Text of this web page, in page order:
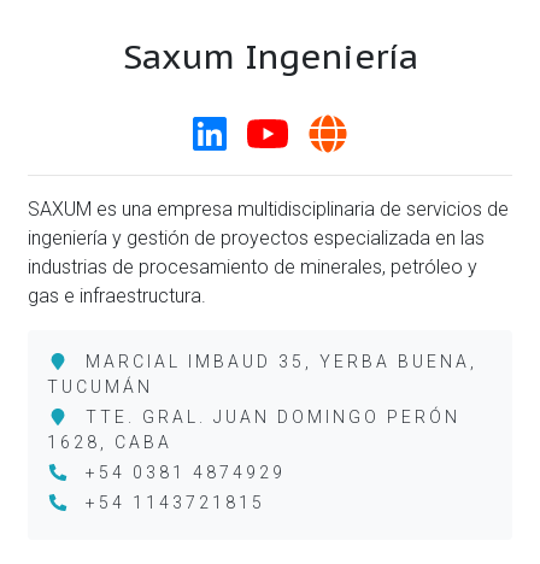
Saxum Ingeniería
SAXUM es una empresa multidisciplinaria de servicios de
ingeniería y gestión de proyectos especializada en las
industrias de procesamiento de minerales, petróleo y
gas e infraestructura.
MARCIAL IMBAUD 35, YERBA BUENA,
TUCUMÁN
TTE. GRAL. JUAN DOMINGO PERÓN
1628, CABA
+54 0381 4874929
+54 1143721815